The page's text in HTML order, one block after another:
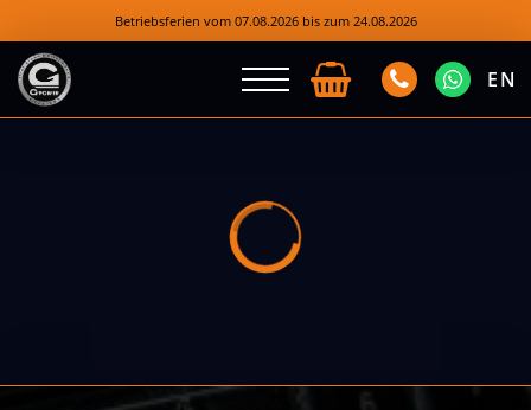
Betriebsferien vom 07.08.2026 bis zum 24.08.2026
EN